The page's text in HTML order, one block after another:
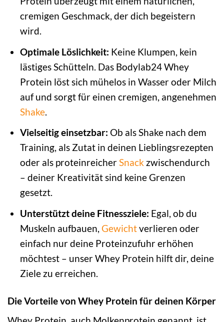
cremigen Geschmack, der dich begeistern
wird.
Optimale Löslichkeit: Keine Klumpen, kein
lästiges Schütteln. Das Bodylab24 Whey
Protein löst sich mühelos in Wasser oder Milch
auf und sorgt für einen cremigen, angenehmen
Shake.
Vielseitig einsetzbar: Ob als Shake nach dem
Training, als Zutat in deinen Lieblingsrezepten
oder als proteinreicherSnack zwischendurch
– deiner Kreativität sind keine Grenzen
gesetzt.
Unterstützt deine Fitnessziele: Egal, ob du
Muskeln aufbauen, Gewichtverlieren oder
einfach nur deine Proteinzufuhr erhöhen
möchtest – unser Whey Protein hilft dir, deine
Ziele zu erreichen.
Die Vorteile von Whey Protein für deinen Körper